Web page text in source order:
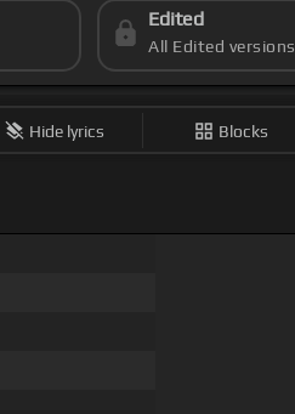
Edited
All Edited versions
Hide lyrics Blocks